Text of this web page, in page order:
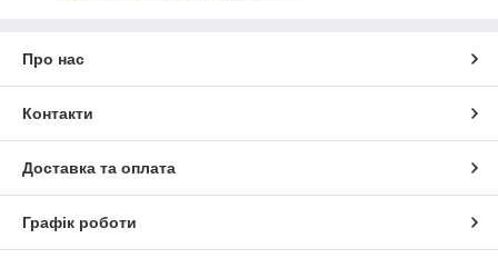
Про нас
Контакти
Доставка та оплата
Графік роботи